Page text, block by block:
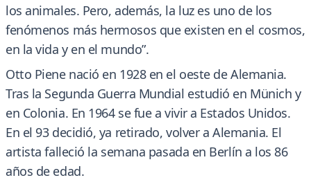
los animales. Pero, además, la luz es uno de los
fenómenos más hermosos que existen en el cosmos,
en la vida y en el mundo”.
Otto Piene nació en 1928 en el oeste de Alemania.
Tras la Segunda Guerra Mundial estudió en Münich y
en Colonia. En 1964 se fue a vivir a Estados Unidos.
En el 93 decidió, ya retirado, volver a Alemania. El
artista falleció la semana pasada en Berlín a los 86
años de edad.